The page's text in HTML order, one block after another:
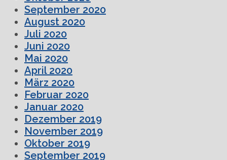
September 2020
August 2020
Juli 2020
Juni 2020
Mai 2020
April 2020
März 2020
Februar 2020
Januar 2020
Dezember 2019
November 2019
Oktober 2019
September 2019